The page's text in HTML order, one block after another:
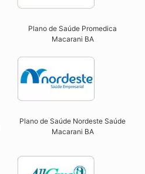
Plano de Saúde Promedica
Macarani BA
Plano de Saúde Nordeste Saúde
Macarani BA